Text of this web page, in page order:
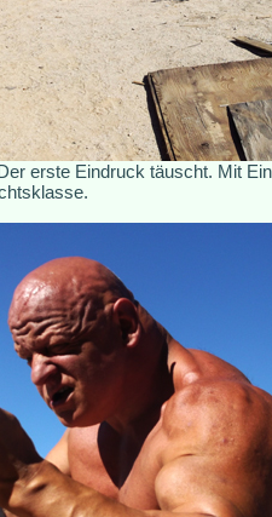
erste Eindruck täuscht. Mit